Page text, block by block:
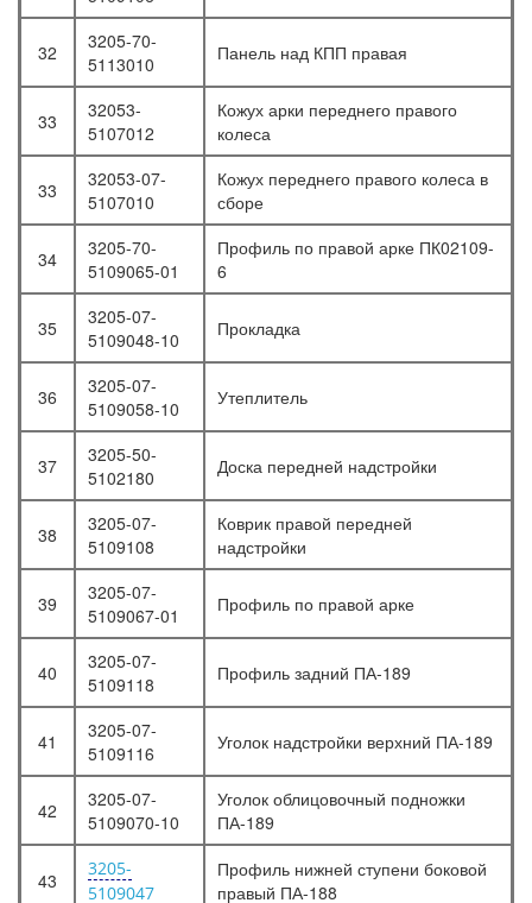
32
3205-70-
5113010
Панель над КПП правая
33
32053-
5107012
Кожух арки переднего правого
колеса
33
32053-07-
5107010
Кожух переднего правого колеса в
сборе
34
3205-70-
5109065-01
Профиль по правой арке ПК02109-
6
35
3205-07-
5109048-10
Прокладка
36
3205-07-
5109058-10
Утеплитель
37
3205-50-
5102180
Доска передней надстройки
38
3205-07-
5109108
Коврик правой передней
надстройки
39
3205-07-
5109067-01
Профиль по правой арке
40
3205-07-
5109118
Профиль задний ПА-189
41
3205-07-
5109116
Уголок надстройки верхний ПА-189
42
3205-07-
5109070-10
Уголок облицовочный подножки
ПА-189
43
3205-
5109047
Профиль нижней ступени боковой
правый ПА-188